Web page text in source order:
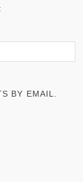
BY EMAIL.